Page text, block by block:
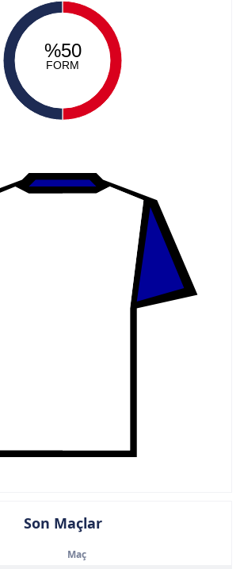
%50
FORM
Son Maçlar
Maç